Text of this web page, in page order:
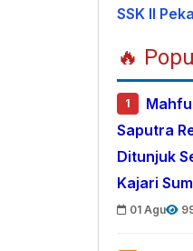
SSK II
🔥
1
Saputra
Ditunjuk
Kajari
01 Agu